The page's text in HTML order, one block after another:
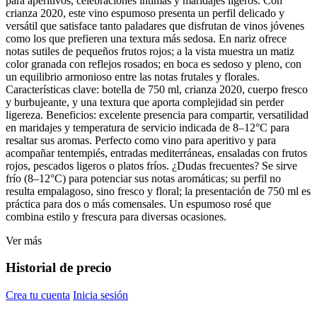
crianza 2020, este vino espumoso presenta un perfil delicado y
versátil que satisface tanto paladares que disfrutan de vinos jóvenes
como los que prefieren una textura más sedosa. En nariz ofrece
notas sutiles de pequeños frutos rojos; a la vista muestra un matiz
color granada con reflejos rosados; en boca es sedoso y pleno, con
un equilibrio armonioso entre las notas frutales y florales.
Características clave: botella de 750 ml, crianza 2020, cuerpo fresco
y burbujeante, y una textura que aporta complejidad sin perder
ligereza. Beneficios: excelente presencia para compartir, versatilidad
en maridajes y temperatura de servicio indicada de 8–12°C para
resaltar sus aromas. Perfecto como vino para aperitivo y para
acompañar tentempiés, entradas mediterráneas, ensaladas con frutos
rojos, pescados ligeros o platos fríos. ¿Dudas frecuentes? Se sirve
frío (8–12°C) para potenciar sus notas aromáticas; su perfil no
resulta empalagoso, sino fresco y floral; la presentación de 750 ml es
práctica para dos o más comensales. Un espumoso rosé que
combina estilo y frescura para diversas ocasiones.
Ver más
Historial de precio
Crea tu cuenta Inicia sesión